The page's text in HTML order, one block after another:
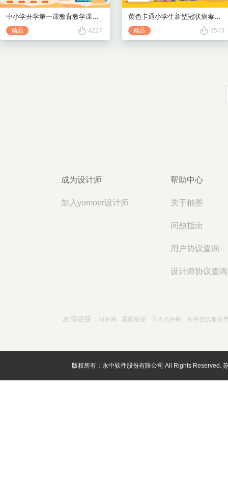
中小学开学第一课教育教学课件班会PPT模板
精品 4227
黄色卡通小学生新型冠状病毒肺炎疫情防控工作方案
精品 3573
成为设计师
加入yomoer设计师
帮助中心
关于柚墨
问题指南
用户协议查询
设计师协议查询
友情链接： 问卷网 星耀裂变 学术点评网 永中在线服务
版权所有：永中软件股份有限公司 All Rights Reserved.